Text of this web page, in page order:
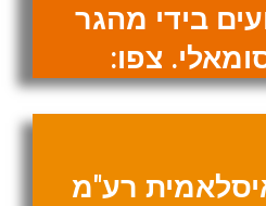
בידי מהגר
צפו:
רע"מ